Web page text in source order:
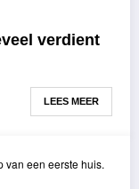
verdient
LEES MEER